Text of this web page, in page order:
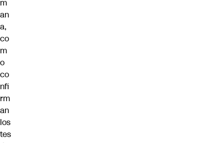
m
an
a,
co
m
o
co
nfi
rm
an
los
tes